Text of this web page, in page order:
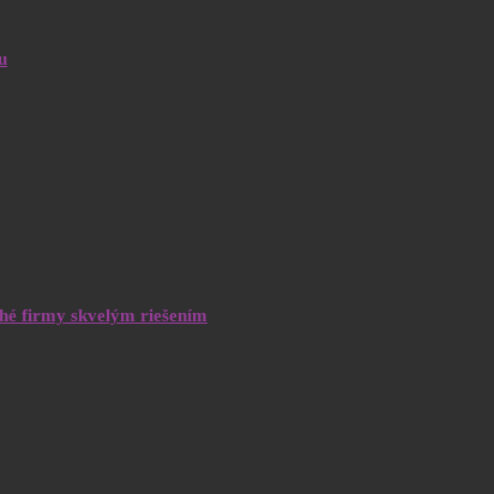
firmy skvelým riešením